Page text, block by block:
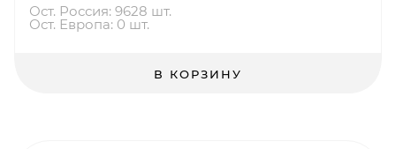
Ост. Россия: 9628 шт.
Ост. Европа: 0 шт.
В КОРЗИНУ